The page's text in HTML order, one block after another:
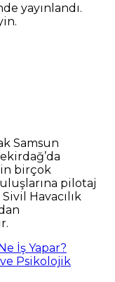
yayınlandı.
Samsun
birçok
pilotaj
Havacılık
İş Yapar?
Psikolojik